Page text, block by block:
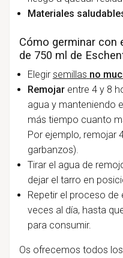
Materiales
Cómo germinar con
de 750 ml de
Elegir semillas no
Remojar entre 4 y 8
agua y manteniendo
más tiempo cuanto
Por ejemplo, remojar
garbanzos).
Tirar el agua de
dejar el tarro en
Repetir el proceso de
veces al día, hasta
para consumir.
Os ofrecemos todos